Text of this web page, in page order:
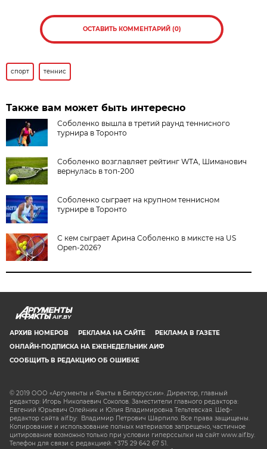
ОСТАВИТЬ КОММЕНТАРИЙ (0)
спорт теннис
Также вам может быть интересно
Соболенко вышла в третий раунд теннисного
турнира в Торонто
Соболенко возглавляет рейтинг WTA, Шиманович
вернулась в топ-200
Соболенко сыграет на крупном теннисном
турнире в Торонто
С кем сыграет Арина Соболенко в миксте на US
Open-2026?
AIF.BY
АРХИВ НОМЕРОВ РЕКЛАМА НА САЙТЕ
РЕКЛАМА В ГАЗЕТЕ
ОНЛАЙН-ПОДПИСКА НА ЕЖЕНЕДЕЛЬНИК АИФ
СООБЩИТЬ В РЕДАКЦИЮ ОБ ОШИБКЕ
© 2019 ООО «Аргументы и Факты в Белоруссии». Директор, главный
редактор: Игорь Николаевич Соколов. Заместители главного редактора:
Евгений Юрьевич Олейник и Юлия Владимировна Тельтевская. Шеф-
редактор сайта aif.by: Владимир Петрович Шарпило. Все права защищены.
Копирование и использование полных материалов запрещено, частичное
цитирование возможно только при условии гиперссылки на сайт www.aif.by.
Телефон для связи с редакцией: +375 29 642 67 51.